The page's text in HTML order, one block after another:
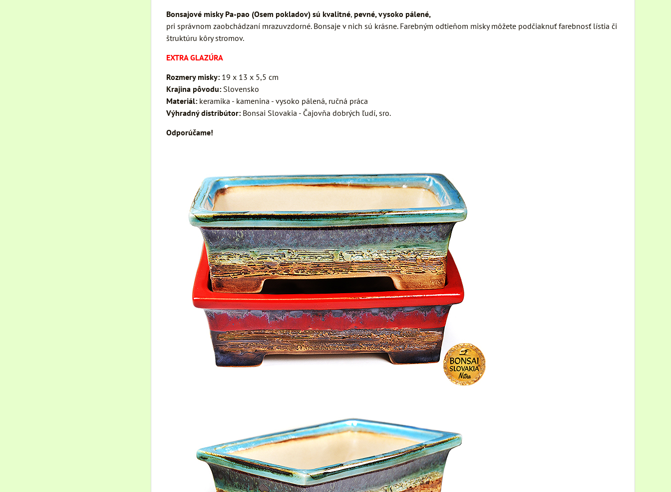
Bonsajové misky Pa-pao (Osem pokladov) sú kvalitné, pevné, vysoko pálené,
pri správnom zaobchádzaní mrazuvzdorné. Bonsaje v nich sú krásne. Farebným odtieňom misky môžete podčiaknuť farebnosť lístia či
štruktúru kôry stromov.
EXTRA GLAZÚRA
Rozmery misky: 19 x 13 x 5,5 cm
Krajina pôvodu: Slovensko
Materiál: keramika - kamenina - vysoko pálená, ručná práca
Výhradný distribútor: Bonsai Slovakia - Čajovňa dobrých ľudí, sro.
Odporúčame!